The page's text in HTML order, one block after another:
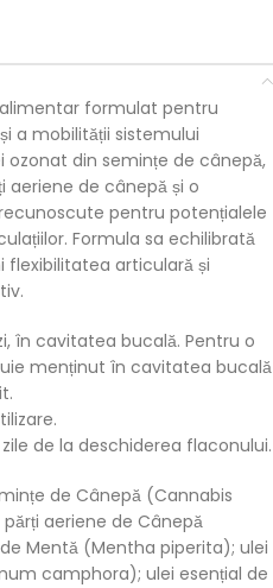
formulat pentru
a mobilității sistemului
din semințe de cânepă,
aeriene de cânepă și o
pentru potențialele
Formula sa echilibrată
articulară și
în cavitatea bucală. Pentru o
menținut în cavitatea bucală
de la deschiderea flaconului.
de Cânepă (Cannabis
aeriene de Cânepă
Mentă (Mentha piperita); ulei
camphora); ulei esențial de